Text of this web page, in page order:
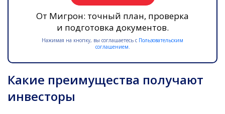
От Мигрон: точный план, проверка
и подготовка документов.
Нажимая на кнопку, вы соглашаетесь с Пользовательским
соглашением.
Какие преимущества получают
инвесторы